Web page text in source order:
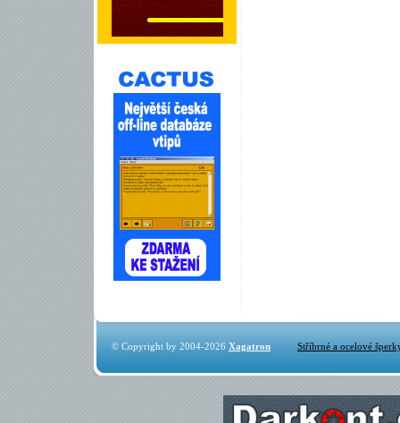
© Copyright by 2004-2026 Xagatron Stříbrné a ocelové